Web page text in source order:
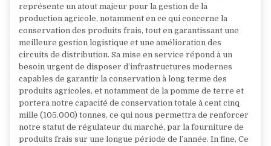
représente un atout majeur pour la gestion de la
production agricole, notamment en ce qui concerne la
conservation des produits frais, tout en garantissant une
meilleure gestion logistique et une amélioration des
circuits de distribution. Sa mise en service répond à un
besoin urgent de disposer d’infrastructures modernes
capables de garantir la conservation à long terme des
produits agricoles, et notamment de la pomme de terre et
portera notre capacité de conservation totale à cent cinq
mille (105.000) tonnes, ce qui nous permettra de renforcer
notre statut de régulateur du marché, par la fourniture de
produits frais sur une longue période de l’année. In fine, Ce